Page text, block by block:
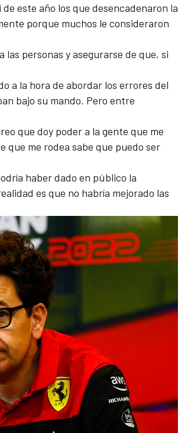
este año los que desencadenaron la
porque muchos le consideraron
personas y asegurarse de que, si
a la hora de abordar los errores del
bajo su mando. Pero entre
que doy poder a la gente que me
que me rodea sabe que puedo ser
haber dado en público la
es que no habría mejorado las